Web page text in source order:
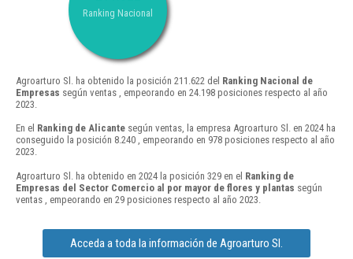
Ranking Nacional
Agroarturo Sl. ha obtenido la posición 211.622 del Ranking Nacional de
Empresas según ventas , empeorando en 24.198 posiciones respecto al año
2023.
En el Ranking de Alicante según ventas, la empresa Agroarturo Sl. en 2024 ha
conseguido la posición 8.240 , empeorando en 978 posiciones respecto al año
2023.
Agroarturo Sl. ha obtenido en 2024 la posición 329 en el Ranking de
Empresas del Sector Comercio al por mayor de flores y plantas según
ventas , empeorando en 29 posiciones respecto al año 2023.
Acceda a toda la información de Agroarturo Sl.